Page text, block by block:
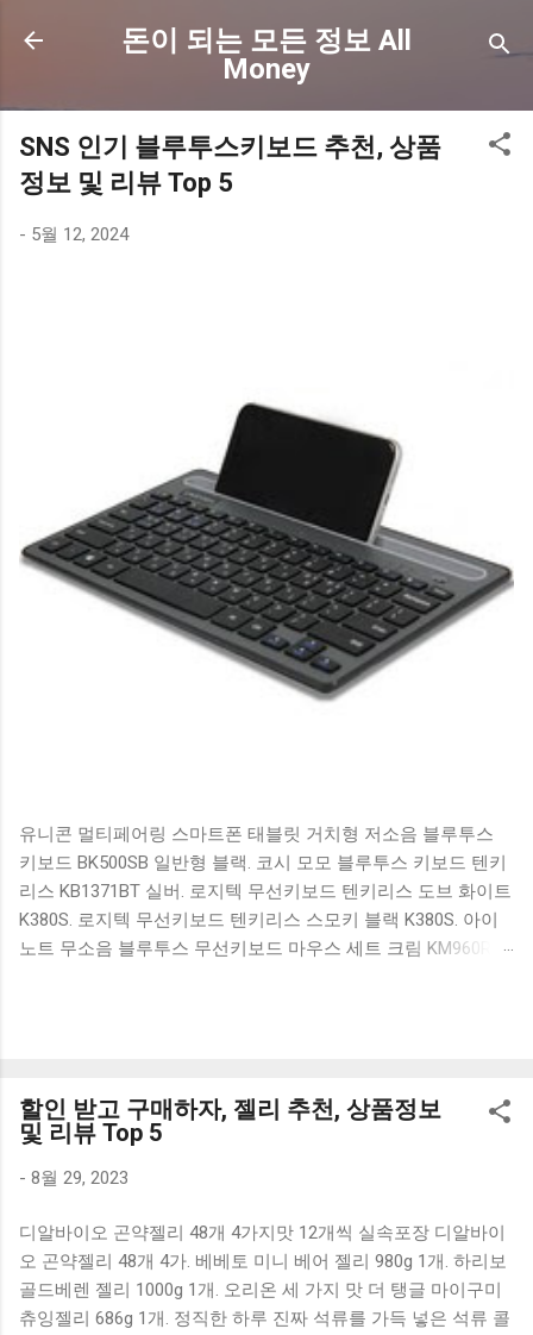
기본 콘텐츠로 건너뛰기
돈이 되는 모든 정보 All
Money
SNS 인기 블루투스키보드 추천, 상품
정보 및 리뷰 Top 5
- 5월 12, 2024
유니콘 멀티페어링 스마트폰 태블릿 거치형 저소음 블루투스
키보드 BK500SB 일반형 블랙. 코시 모모 블루투스 키보드 텐키
리스 KB1371BT 실버. 로지텍 무선키보드 텐키리스 도브 화이트
K380S. 로지텍 무선키보드 텐키리스 스모키 블랙 K380S. 아이
노트 무소음 블루투스 무선키보드 마우스 세트 크림 KM960RB
혜택을 놓치지 마세요. 다양한 할인 혜택과 빠른배송 혜택을 놓
치지 않도록 먼저 확인해보세요. 추가할인 확인하기 상품 하나
를 사더라도 종류도 많고, 가격도 다양해서 결정이 많이 어려우
많을 수 밖에 없습니다. 다양한 상품들을 상세스펙 과 가격 을
꼼꼼히 비교해서 구매하실 수 있도록 순위 추천 해드릴게요. 특
가상품 보러가기 추천상품 Best 유니콘 멀티페어링 스마트폰
태블릿 거치형 저소음 블루투스 키보드, BK-500SB, 일반형, 블
할인 받고 구매하자, 젤리 추천, 상품정보
및 리뷰 Top 5
- 8월 29, 2023
디알바이오 곤약젤리 48개 4가지맛 12개씩 실속포장 디알바이
오 곤약젤리 48개 4가. 베베토 미니 베어 젤리 980g 1개. 하리보
골드베렌 젤리 1000g 1개. 오리온 세 가지 맛 더 탱글 마이구미
츄잉젤리 686g 1개. 정직한 하루 진짜 석류를 가득 넣은 석류 콜